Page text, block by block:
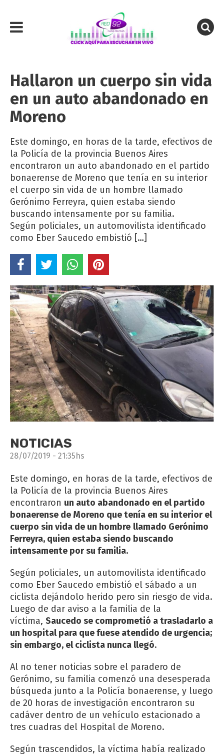
Hallaron un cuerpo sin vida
en un auto abandonado en
Moreno
Este domingo, en horas de la tarde, efectivos de
la Policía de la provincia Buenos Aires
encontraron un auto abandonado en el partido
bonaerense de Moreno que tenía en su interior
el cuerpo sin vida de un hombre llamado
Gerónimo Ferreyra, quien estaba siendo
buscando intensamente por su familia.
Según policiales, un automovilista identificado
como Eber Saucedo embistió […]
NOTICIAS
28/07/2019 - 21:35hs
Este domingo, en horas de la tarde, efectivos de
la Policía de la provincia Buenos Aires
encontraron un auto abandonado en el partido
bonaerense de Moreno que tenía en su interior el
cuerpo sin vida de un hombre llamado Gerónimo
Ferreyra, quien estaba siendo buscando
intensamente por su familia.
Según policiales, un automovilista identificado
como Eber Saucedo embistió el sábado a un
ciclista dejándolo herido pero sin riesgo de vida.
Luego de dar aviso a la familia de la
víctima, Saucedo se comprometió a trasladarlo a
un hospital para que fuese atendido de urgencia;
sin embargo, el ciclista nunca llegó.
Al no tener noticias sobre el paradero de
Gerónimo, su familia comenzó una desesperada
búsqueda junto a la Policía bonaerense, y luego
de 20 horas de investigación encontraron su
cadáver dentro de un vehículo estacionado a
tres cuadras del Hospital de Moreno.
Según trascendidos, la víctima había realizado